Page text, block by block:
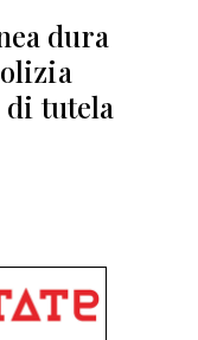
dura
tutela